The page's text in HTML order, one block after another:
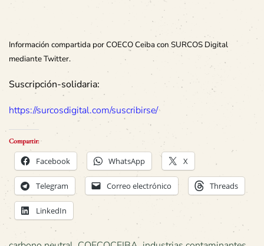
Información compartida por COECO Ceiba con SURCOS Digital
mediante Twitter.
Suscripción-solidaria:
https://surcosdigital.com/suscribirse/
Compartir:
Facebook WhatsApp X
Telegram Correo electrónico Threads
LinkedIn